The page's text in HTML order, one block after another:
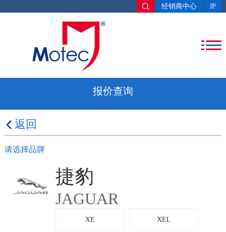
JP
经销商中心
报价查询
返回
请选择品牌
捷豹
JAGUAR
XE XEL